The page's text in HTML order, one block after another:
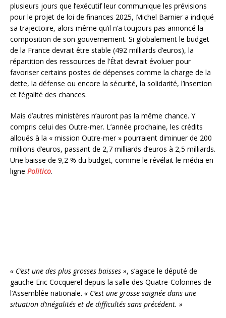
plusieurs jours que l’exécutif leur communique les prévisions
pour le projet de loi de finances 2025, Michel Barnier a indiqué
sa trajectoire, alors même qu’il n’a toujours pas annoncé la
composition de son gouvernement. Si globalement le budget
de la France devrait être stable (492 milliards d’euros), la
répartition des ressources de l’État devrait évoluer pour
favoriser certains postes de dépenses comme la charge de la
dette, la défense ou encore la sécurité, la solidarité, l’insertion
et l’égalité des chances.
Mais d’autres ministères n’auront pas la même chance. Y
compris celui des Outre-mer. L’année prochaine, les crédits
alloués à la « mission Outre-mer » pourraient diminuer de 200
millions d’euros, passant de 2,7 milliards d’euros à 2,5 milliards.
Une baisse de 9,2 % du budget, comme le révélait le média en
ligne Politico.
« C’est une des plus grosses baisses », s’agace le député de
gauche Eric Cocquerel depuis la salle des Quatre-Colonnes de
l’Assemblée nationale. « C’est une grosse saignée dans une
situation d’inégalités et de difficultés sans précédent. »